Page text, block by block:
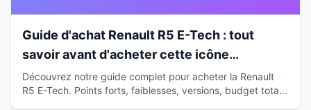
Guide d'achat Renault R5 E-Tech : tout
savoir avant d'acheter cette icône
électrique
Découvrez notre guide complet pour acheter la Renault
R5 E-Tech. Points forts, faiblesses, versions, budget total :